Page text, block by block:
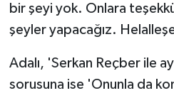
bir şeyi yok. Onlara
şeyler yapacağız.
Adalı, 'Serkan Reçber ile
sorusuna ise 'Onunla da